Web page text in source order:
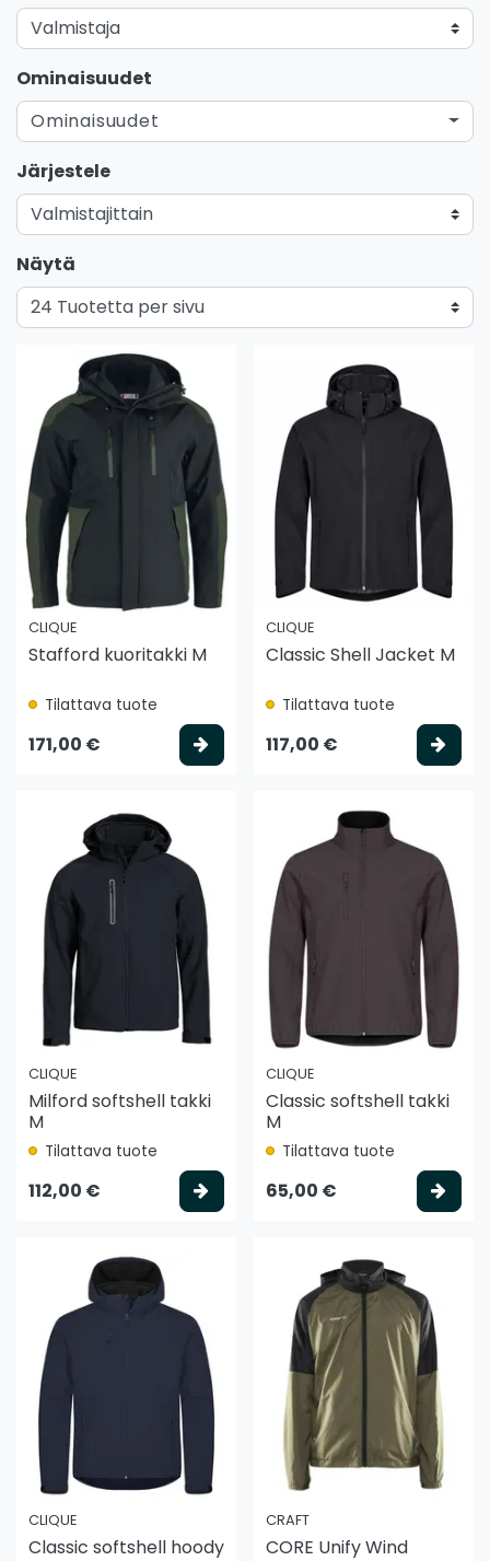
Ominaisuudet
Ominaisuudet
Järjestele
Näytä
CLIQUE
Stafford kuoritakki M
Tilattava tuote
171,00 € Valitse vaihtoehto
CLIQUE
Classic Shell Jacket M
Tilattava tuote
117,00 €
CLIQUE
Milford softshell takki
M
Tilattava tuote
112,00 € Valitse vaihtoehto
CLIQUE
Classic softshell takki
M
Tilattava tuote
65,00 €
CLIQUE
Classic softshell hoody
CRAFT
CORE Unify Wind